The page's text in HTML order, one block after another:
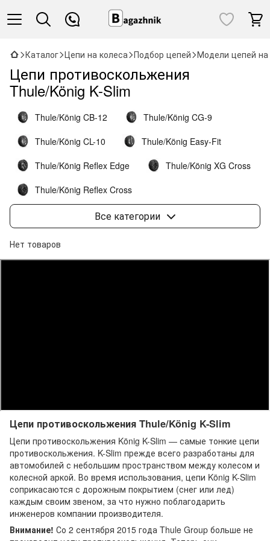
Каталог Цепи на колеса Подбор цепей Модели цепей на
Цепи противоскольжения
Thule/König K-Slim
Thule/König CB-12
Thule/König CG-9
Thule/König CL-10
Thule/König Easy-Fit
Thule/König Reflex Edge
Thule/König XG Cross
Thule/König Reflex Cross
Thule/König Easy-fit SUV
Thule/König K-Summit
Thule/König K-Summit XXL
Все категории
Нет товаров
Цепи противоскольжения Thule/König K-Slim
Цепи противоскольжения König K-Slim — самые тонкие цепи
противоскольжения. K-Slim прежде всего разработаны для
автомобилей с небольшим пространством между колесом и
колесной аркой. Во время использования, цепи König K-Slim
соприкасаются с дорожным покрытием (снег или лед)
каждым своим звеном, за что нужно поблагодарить
инженеров компании производителя.
Внимание! Со 2 сентября 2015 года Thule Group больше не